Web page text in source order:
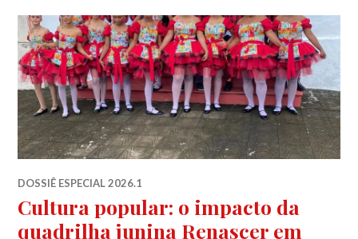
DOSSIÊ ESPECIAL 2026.1
Cultura popular: o impacto da
quadrilha junina Renascer em